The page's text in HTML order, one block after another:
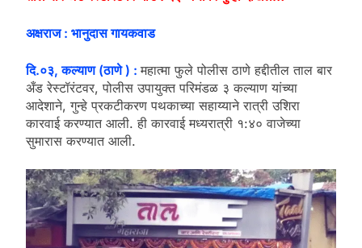
अक्षराज : भानुदास गायकवाड
दि.०३, कल्याण (ठाणे ) : महात्मा फुले पोलीस ठाणे हद्दीतील ताल बार
अँड रेस्टॉरंटवर, पोलीस उपायुक्त परिमंडळ ३ कल्याण यांच्या
आदेशाने, गुन्हे प्रकटीकरण पथकाच्या सहाय्याने रात्री उशिरा
कारवाई करण्यात आली. ही कारवाई मध्यरात्री १:४० वाजेच्या
सुमारास करण्यात आली.